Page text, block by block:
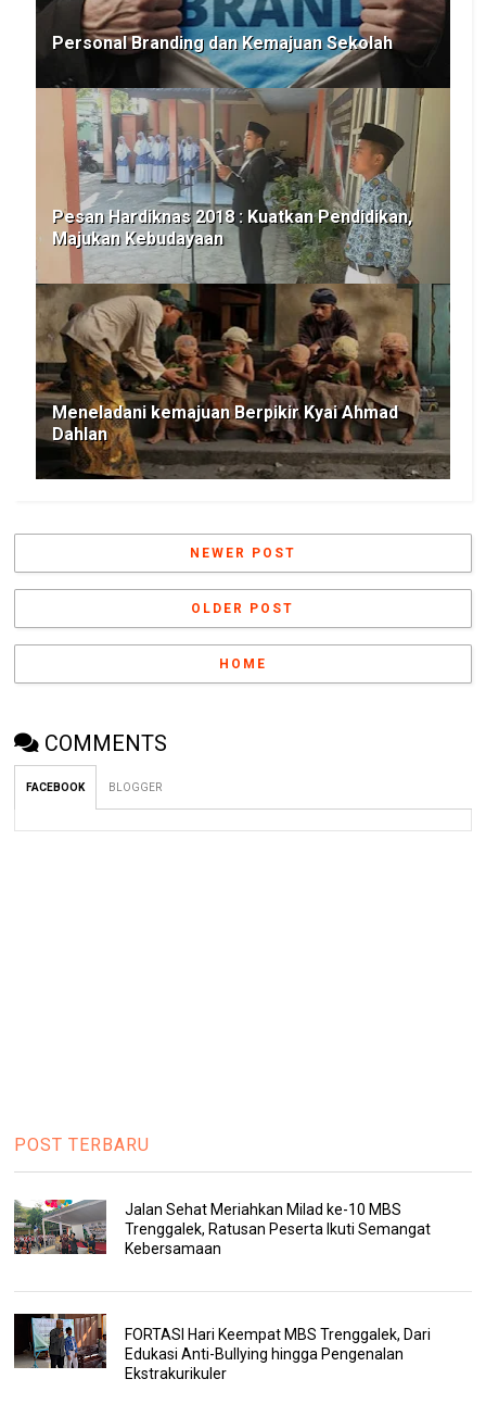
Personal Branding dan Kemajuan Sekolah
Pesan Hardiknas 2018 : Kuatkan Pendidikan,
Majukan Kebudayaan
Meneladani kemajuan Berpikir Kyai Ahmad
Dahlan
NEWER POST
OLDER POST
HOME
COMMENTS
FACEBOOK BLOGGER
POST TERBARU
Jalan Sehat Meriahkan Milad ke-10 MBS
Trenggalek, Ratusan Peserta Ikuti Semangat
Kebersamaan
FORTASI Hari Keempat MBS Trenggalek, Dari
Edukasi Anti-Bullying hingga Pengenalan
Ekstrakurikuler